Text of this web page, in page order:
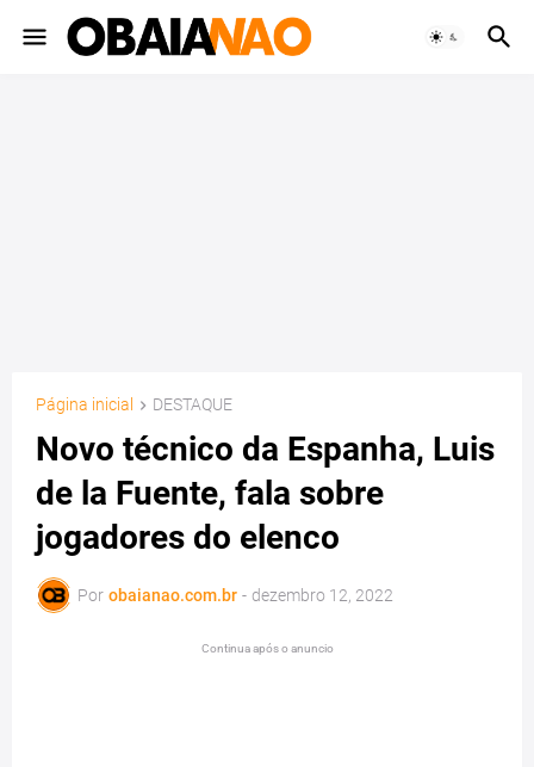
Página inicial DESTAQUE
Novo técnico da Espanha, Luis
de la Fuente, fala sobre
jogadores do elenco
Por obaianao.com.br - dezembro 12, 2022
Continua após o anuncio